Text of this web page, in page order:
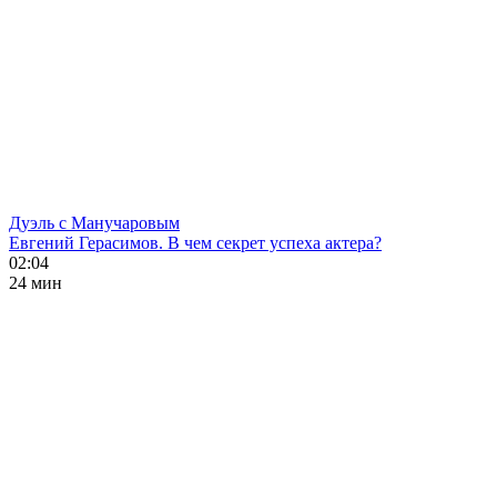
Дуэль с Манучаровым
Евгений Герасимов. В чем секрет успеха актера?
02:04
24 мин